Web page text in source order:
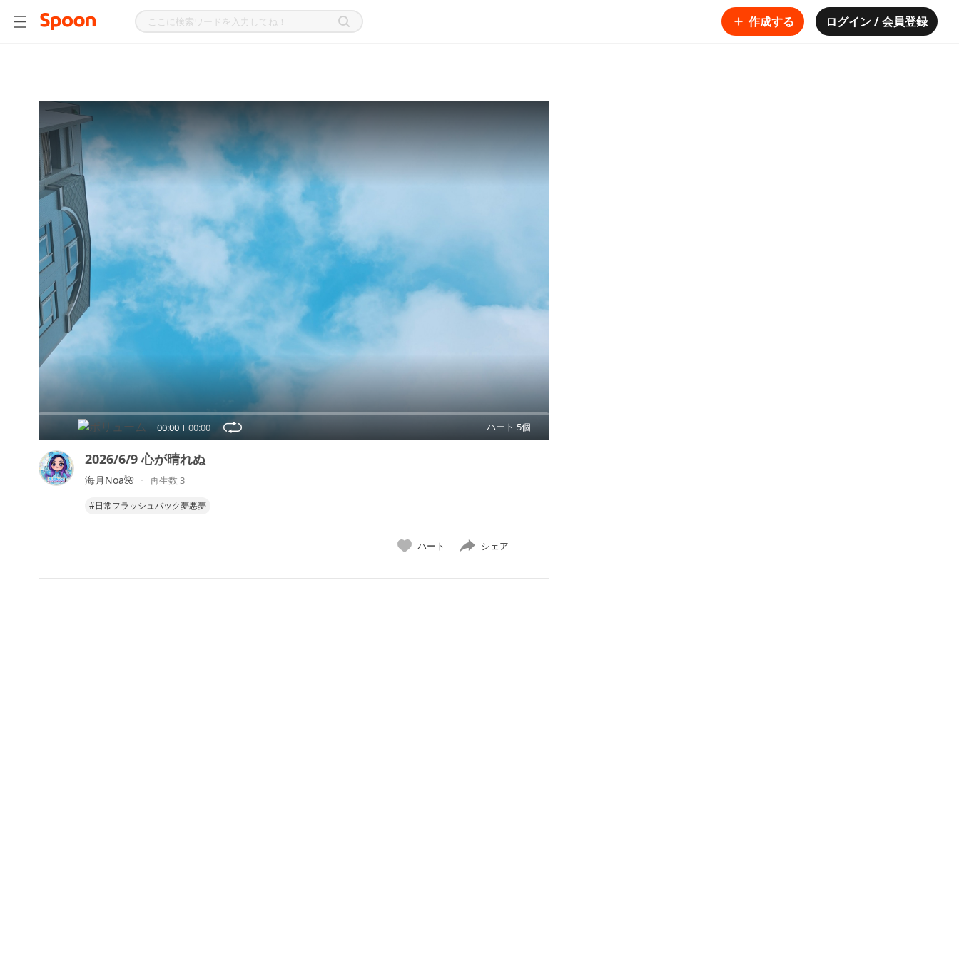
作成する ログイン / 会員登録
00:00 00:00 ハート 5個
2026/6/9 心が晴れぬ
海月Noa🌺 再生数 3
#日常フラッシュバック夢悪夢
ハート シェア